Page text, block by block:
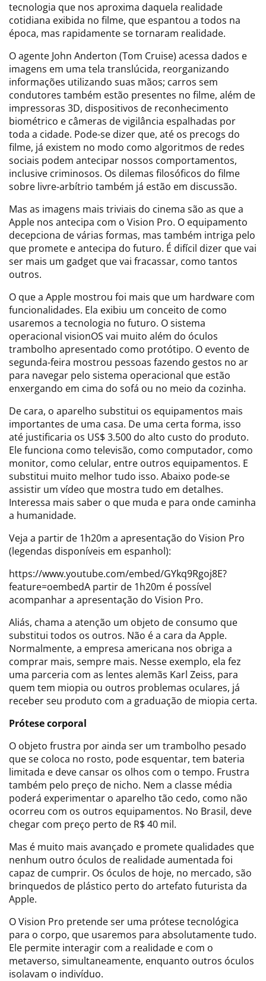
tecnologia que nos aproxima daquela realidade
cotidiana exibida no filme, que espantou a todos na
época, mas rapidamente se tornaram realidade.
O agente John Anderton (Tom Cruise) acessa dados e
imagens em uma tela translúcida, reorganizando
informações utilizando suas mãos; carros sem
condutores também estão presentes no filme, além de
impressoras 3D, dispositivos de reconhecimento
biométrico e câmeras de vigilância espalhadas por
toda a cidade. Pode-se dizer que, até os precogs do
filme, já existem no modo como algoritmos de redes
sociais podem antecipar nossos comportamentos,
inclusive criminosos. Os dilemas filosóficos do filme
sobre livre-arbítrio também já estão em discussão.
Mas as imagens mais triviais do cinema são as que a
Apple nos antecipa com o Vision Pro. O equipamento
decepciona de várias formas, mas também intriga pelo
que promete e antecipa do futuro. É difícil dizer que vai
ser mais um gadget que vai fracassar, como tantos
outros.
O que a Apple mostrou foi mais que um hardware com
funcionalidades. Ela exibiu um conceito de como
usaremos a tecnologia no futuro. O sistema
operacional visionOS vai muito além do óculos
trambolho apresentado como protótipo. O evento de
segunda-feira mostrou pessoas fazendo gestos no ar
para navegar pelo sistema operacional que estão
enxergando em cima do sofá ou no meio da cozinha.
De cara, o aparelho substitui os equipamentos mais
importantes de uma casa. De uma certa forma, isso
até justificaria os US$ 3.500 do alto custo do produto.
Ele funciona como televisão, como computador, como
monitor, como celular, entre outros equipamentos. E
substitui muito melhor tudo isso. Abaixo pode-se
assistir um vídeo que mostra tudo em detalhes.
Interessa mais saber o que muda e para onde caminha
a humanidade.
Veja a partir de 1h20m a apresentação do Vision Pro
(legendas disponíveis em espanhol):
https://www.youtube.com/embed/GYkq9Rgoj8E?
feature=oembedA partir de 1h20m é possível
acompanhar a apresentação do Vision Pro.
Aliás, chama a atenção um objeto de consumo que
substitui todos os outros. Não é a cara da Apple.
Normalmente, a empresa americana nos obriga a
comprar mais, sempre mais. Nesse exemplo, ela fez
uma parceria com as lentes alemãs Karl Zeiss, para
quem tem miopia ou outros problemas oculares, já
receber seu produto com a graduação de miopia certa.
Prótese corporal
O objeto frustra por ainda ser um trambolho pesado
que se coloca no rosto, pode esquentar, tem bateria
limitada e deve cansar os olhos com o tempo. Frustra
também pelo preço de nicho. Nem a classe média
poderá experimentar o aparelho tão cedo, como não
ocorreu com os outros equipamentos. No Brasil, deve
chegar com preço perto de R$ 40 mil.
Mas é muito mais avançado e promete qualidades que
nenhum outro óculos de realidade aumentada foi
capaz de cumprir. Os óculos de hoje, no mercado, são
brinquedos de plástico perto do artefato futurista da
Apple.
O Vision Pro pretende ser uma prótese tecnológica
para o corpo, que usaremos para absolutamente tudo.
Ele permite interagir com a realidade e com o
metaverso, simultaneamente, enquanto outros óculos
isolavam o indivíduo.